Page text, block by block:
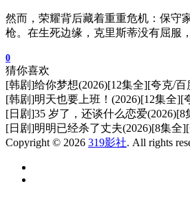
然而，荣耀背后藏着重重危机：保守
枪。在生死边缘，克里斯蒂没有屈服
0
猜你喜欢
[韩剧]给你梦想(2026)[12集全][夸克/
[韩剧]明天也要上班！(2026)[12集全][
[日剧]35 岁了，还谈什么恋爱
[日剧]明明已经杀了丈夫(2026)[8集全
Copyright © 2026 319影社. All rights